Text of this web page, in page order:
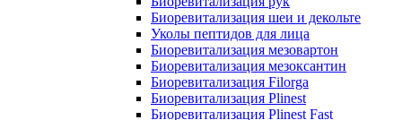
Биоревитализация шеи и декольте
Уколы пептидов для лица
Биоревитализация мезовартон
Биоревитализация мезоксантин
Биоревитализация Filorga
Биоревитализация Plinest
Биоревитализация Plinest Fast